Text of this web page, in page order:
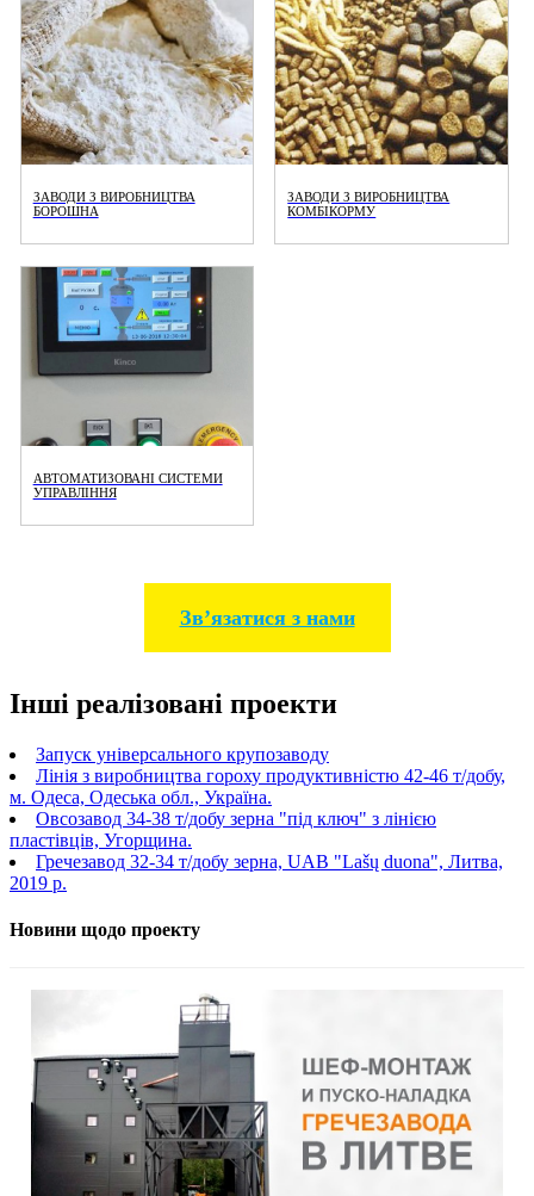
ЗАВОДИ З ВИРОБНИЦТВА
БОРОШНА
ЗАВОДИ З ВИРОБНИЦТВА
КОМБІКОРМУ
АВТОМАТИЗОВАНІ СИСТЕМИ
УПРАВЛІННЯ
Звʼязатися з нами
Інші реалізовані проекти
Запуск універсального крупозаводу
Лінія з виробництва гороху продуктивністю 42-46 т/добу,
м. Одеса, Одеська обл., Україна.
Овсозавод 34-38 т/добу зерна "під ключ" з лінією
пластівців, Угорщина.
Гречезавод 32-34 т/добу зерна, UAB "Lašų duona", Литва,
2019 р.
Новини щодо проекту